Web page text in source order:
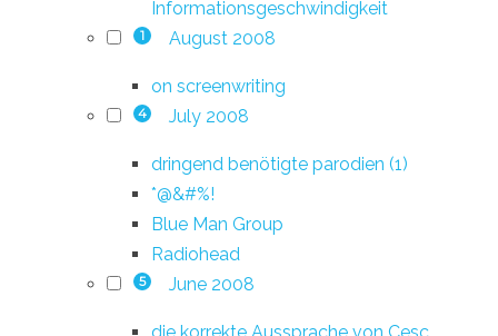
Informationsgeschwindigkeit
1 August 2008
on screenwriting
4 July 2008
dringend benötigte parodien (1)
*@&#%!
Blue Man Group
Radiohead
5 June 2008
die korrekte Aussprache von Cesc